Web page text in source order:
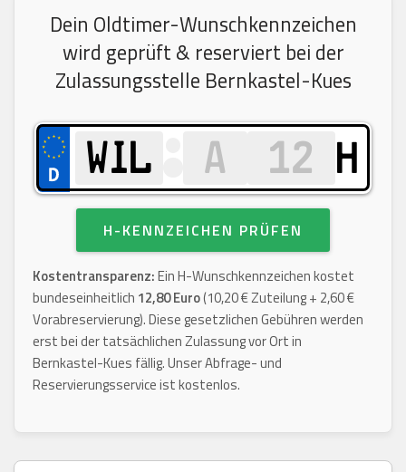
Dein Oldtimer-Wunschkennzeichen
wird geprüft & reserviert bei der
Zulassungsstelle Bernkastel-Kues
H
H-KENNZEICHEN PRÜFEN
Kostentransparenz:Ein H-Wunschkennzeichen kostet
bundeseinheitlich 12,80 Euro(10,20 € Zuteilung + 2,60 €
Vorabreservierung). Diese gesetzlichen Gebühren werden
erst bei der tatsächlichen Zulassung vor Ort in
Bernkastel-Kues fällig. Unser Abfrage- und
Reservierungsservice ist kostenlos.